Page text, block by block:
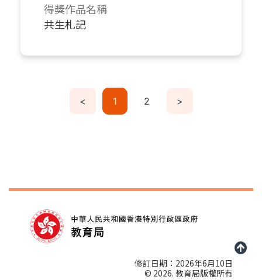
得獎作品名稱
共生札記
< 1 2 >
修訂日期：2026年6月10日
© 2026. 教育局版權所有